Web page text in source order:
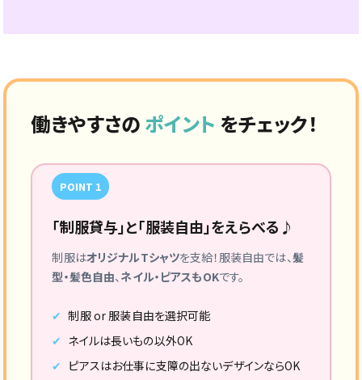
利用者様と一緒に笑顔をつくる介護スタッフ募
働きやすさの ポイント をチェック！
POINT 1
「制服貸与」と「服装自由」をえらべる♪
制服はオリジナルTシャツを支給！服装自由では、髪
型・髪色自由、 ネイル・ピアスもOKです。
制服 or 服装自由を選択可能
ネイルは長いもの以外OK
ピアスはお仕事に支障の出ないデザインならOK